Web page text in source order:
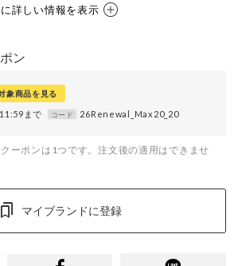
詳しい情報を表示
ン
象商品を見る
まで コード 26Renewal_Max20_20
ーポンは1つです。注文後の適用はできませ
マイブランドに登録